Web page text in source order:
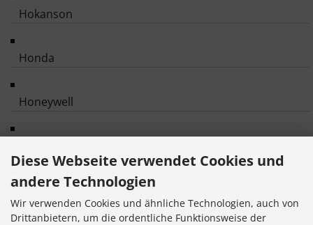
Hokanson
Honda
Honeywell
Horcher
Diese Webseite verwendet Cookies und
andere Technologien
Wir verwenden Cookies und ähnliche Technologien, auch von
Drittanbietern, um die ordentliche Funktionsweise der